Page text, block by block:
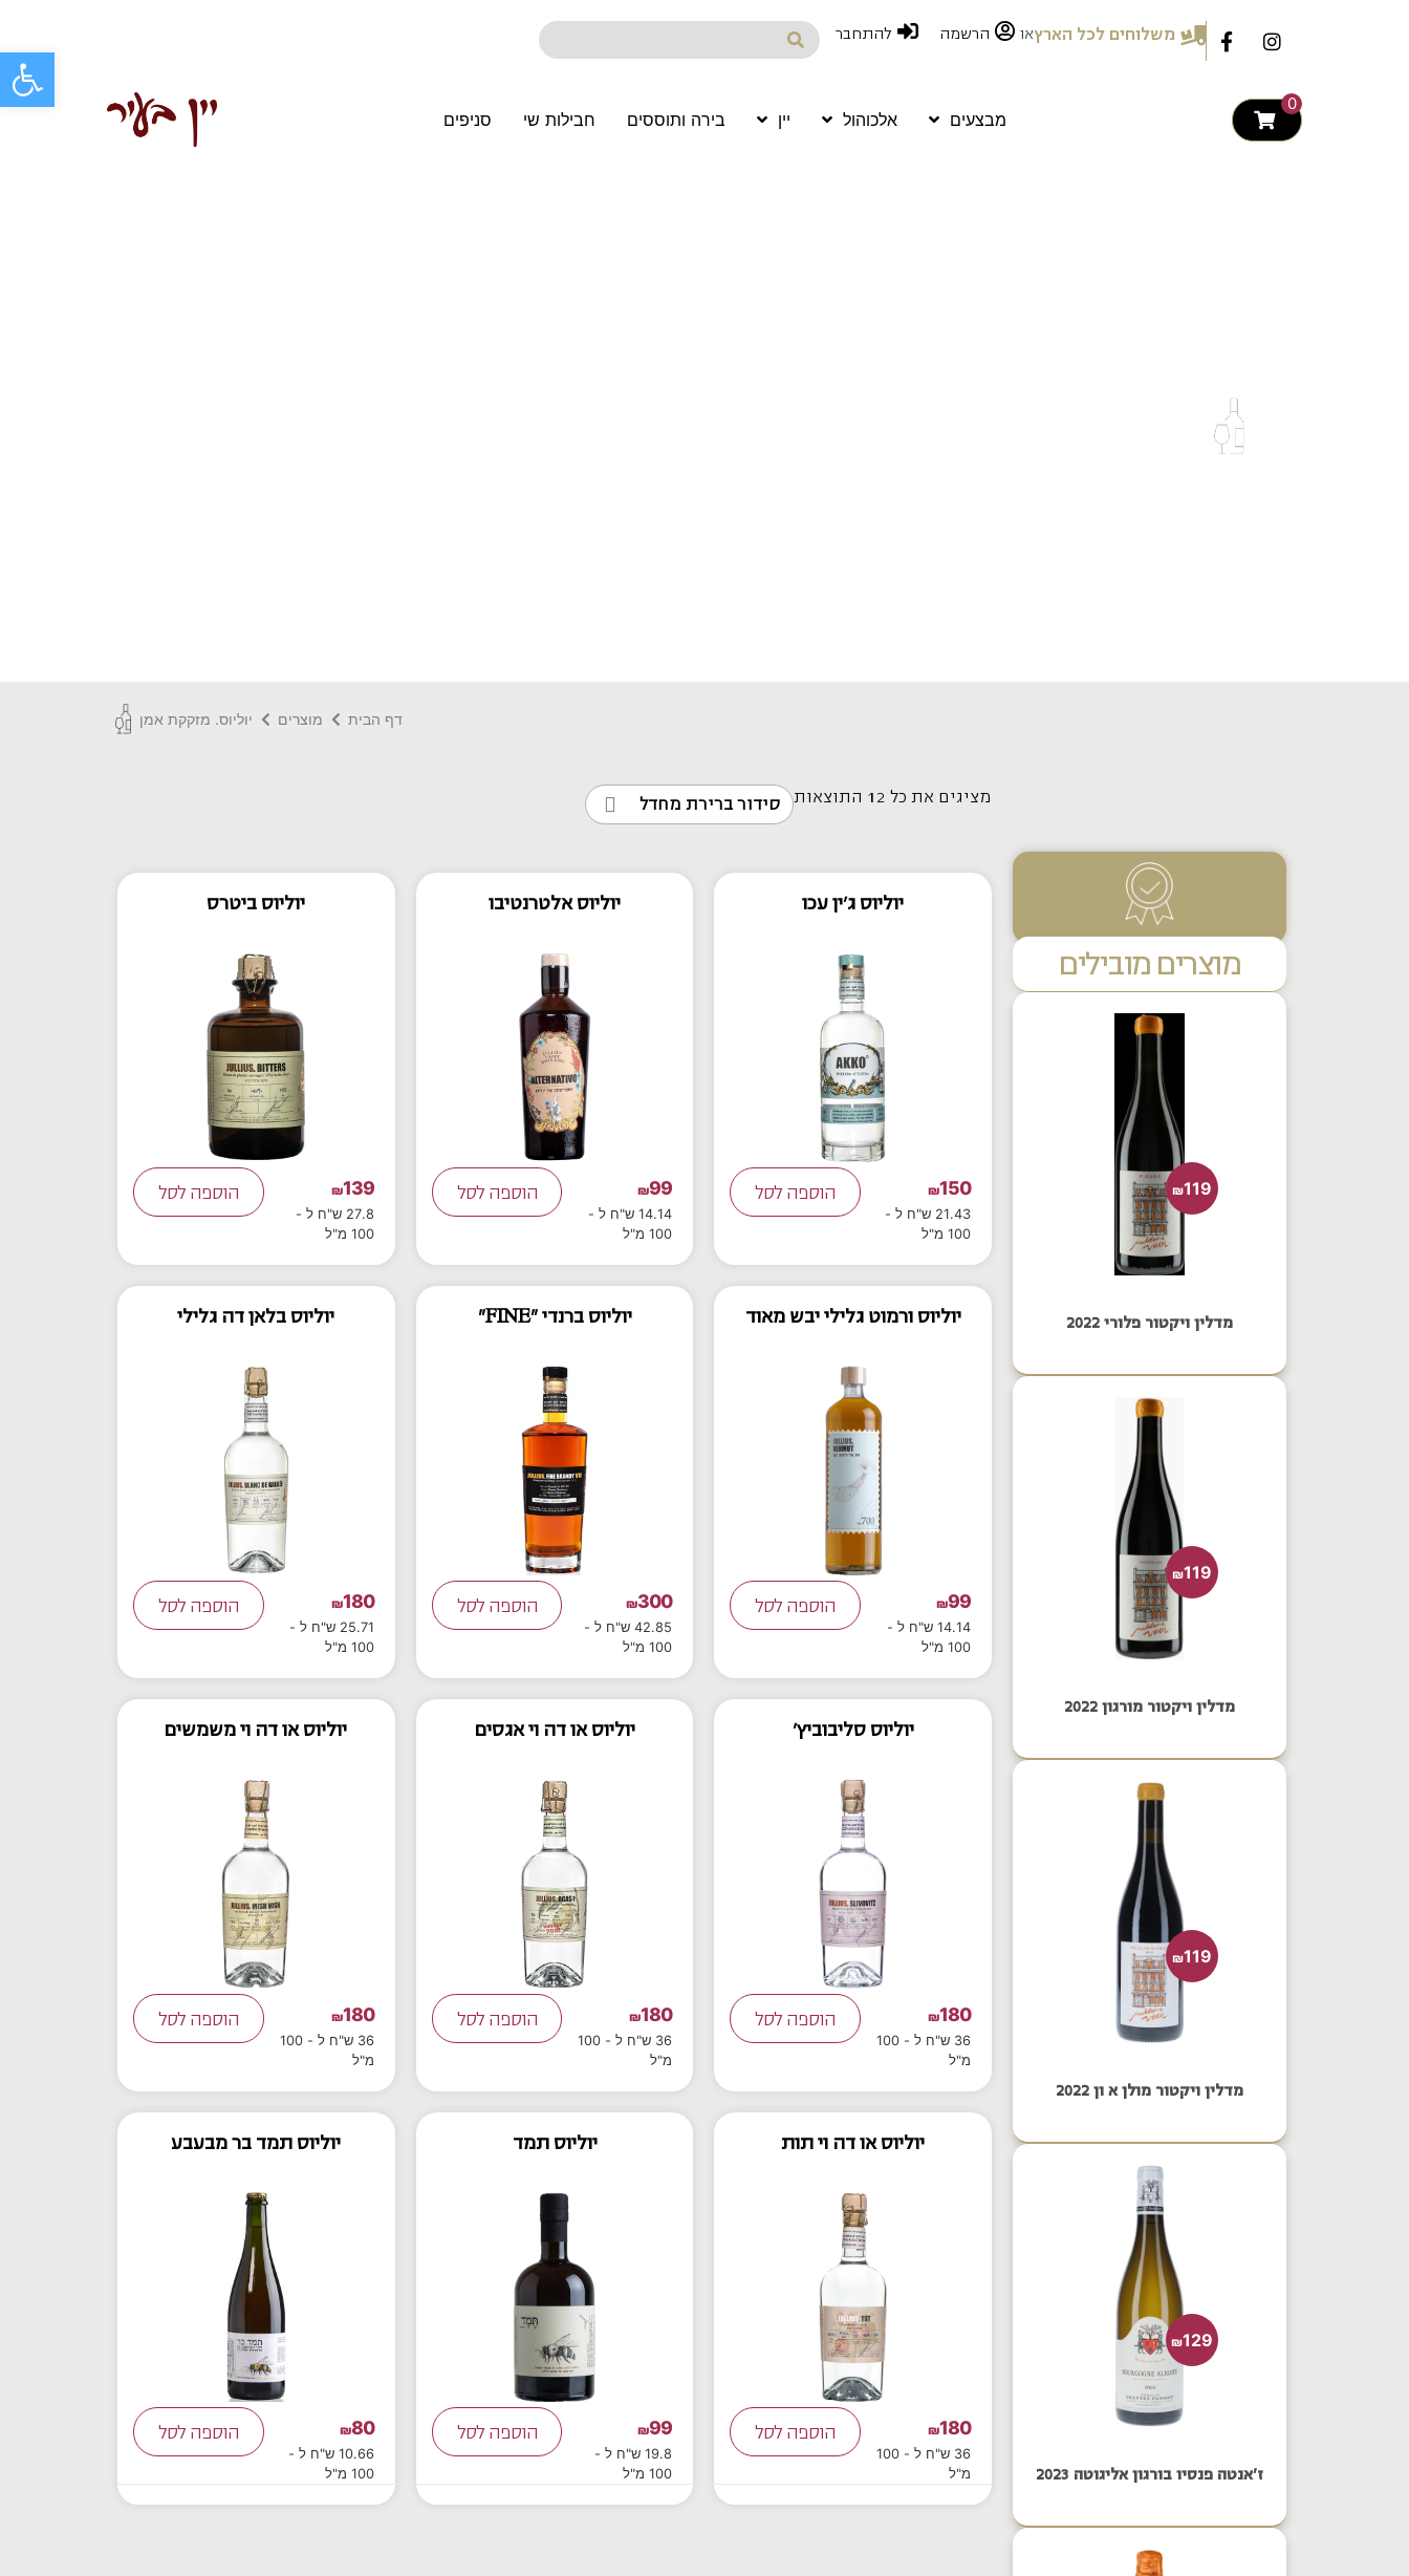
משלוחים לכל הארץאו הרשמה להתחבר
0
מבצעים אלכוהול יין בירה ותוססים חבילות שי סניפים
דף הבית מוצרים יוליוס. מזקקת אמן
מוצרים מובילים
מדלין ויקטור פלורי 2022
₪119
מדלין ויקטור מורגון 2022
₪119
מדלין ויקטור מולן א ון 2022
₪119
ז'אנטה פנסיו בורגון אליגוטה 2023
₪129
מציגים את כל ⁦12⁩ התוצאות
יוליוס ג'ין עכו
₪150
21.43 ש"ח ל -
100 מ"ל
הוספה לסל
יוליוס אלטרנטיבו
₪99
14.14 ש"ח ל -
100 מ"ל
הוספה לסל
יוליוס ביטרס
₪139
27.8 ש"ח ל -
100 מ"ל
הוספה לסל
יוליוס ורמוט גלילי יבש מאוד
₪99
14.14 ש"ח ל -
100 מ"ל
הוספה לסל
יוליוס ברנדי "FINE"
₪300
42.85 ש"ח ל -
100 מ"ל
הוספה לסל
יוליוס בלאן דה גלילי
₪180
25.71 ש"ח ל -
100 מ"ל
הוספה לסל
יוליוס סליבוביץ'
₪180
36 ש"ח ל - 100
מ"ל
הוספה לסל
יוליוס או דה וי אגסים
₪180
36 ש"ח ל - 100
מ"ל
הוספה לסל
יוליוס או דה וי משמשים
₪180
36 ש"ח ל - 100
מ"ל
הוספה לסל
יוליוס או דה וי תות
₪180
36 ש"ח ל - 100
מ"ל
הוספה לסל
יוליוס תמד
₪99
19.8 ש"ח ל -
100 מ"ל
הוספה לסל
יוליוס תמד בר מבעבע
₪80
10.66 ש"ח ל -
100 מ"ל
הוספה לסל
פתח